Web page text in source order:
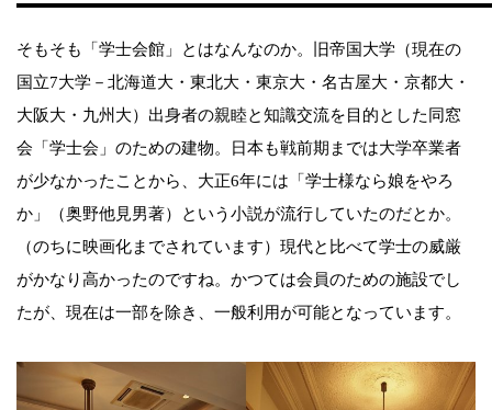
そもそも「学士会館」とはなんなのか。旧帝国大学（現在の
国立7大学－北海道大・東北大・東京大・名古屋大・京都大・
大阪大・九州大）出身者の親睦と知識交流を目的とした同窓
会「学士会」のための建物。日本も戦前期までは大学卒業者
が少なかったことから、大正6年には「学士様なら娘をやろ
か」（奥野他見男著）という小説が流行していたのだとか。
（のちに映画化までされています）現代と比べて学士の威厳
がかなり高かったのですね。かつては会員のための施設でし
たが、現在は一部を除き、一般利用が可能となっています。